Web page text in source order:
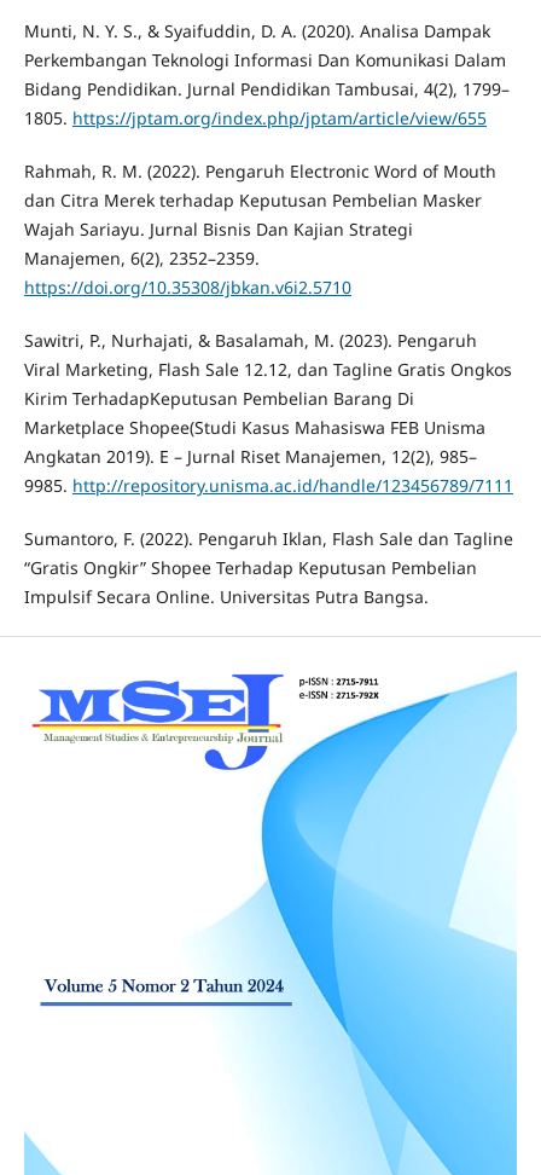
Munti, N. Y. S., & Syaifuddin, D. A. (2020). Analisa Dampak
Perkembangan Teknologi Informasi Dan Komunikasi Dalam
Bidang Pendidikan. Jurnal Pendidikan Tambusai, 4(2), 1799–
1805. https://jptam.org/index.php/jptam/article/view/655
Rahmah, R. M. (2022). Pengaruh Electronic Word of Mouth
dan Citra Merek terhadap Keputusan Pembelian Masker
Wajah Sariayu. Jurnal Bisnis Dan Kajian Strategi
Manajemen, 6(2), 2352–2359.
https://doi.org/10.35308/jbkan.v6i2.5710
Sawitri, P., Nurhajati, & Basalamah, M. (2023). Pengaruh
Viral Marketing, Flash Sale 12.12, dan Tagline Gratis Ongkos
Kirim TerhadapKeputusan Pembelian Barang Di
Marketplace Shopee(Studi Kasus Mahasiswa FEB Unisma
Angkatan 2019). E – Jurnal Riset Manajemen, 12(2), 985–
9985. http://repository.unisma.ac.id/handle/123456789/7111
Sumantoro, F. (2022). Pengaruh Iklan, Flash Sale dan Tagline
“Gratis Ongkir” Shopee Terhadap Keputusan Pembelian
Impulsif Secara Online. Universitas Putra Bangsa.